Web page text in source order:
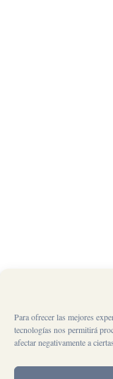
Para ofrecer las mejores
tecnologías nos permitirá
afectar negativamente a